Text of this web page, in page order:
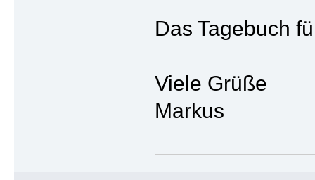
Das Tagebuch
Viele Grüße
Markus